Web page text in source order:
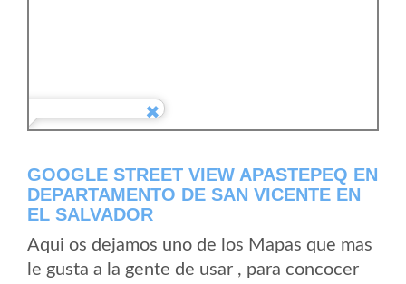
GOOGLE STREET VIEW APASTEPEQ EN
DEPARTAMENTO DE SAN VICENTE EN
EL SALVADOR
Aqui os dejamos uno de los Mapas que mas
le gusta a la gente de usar , para concocer